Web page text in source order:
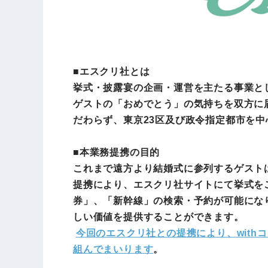
■エスクリ社とは
挙式・披露宴の企画・運営を主たる事業
ゲストの「おめでとう」の気持ちを双方
だわらず、東京23区及び政令指定都市を
■本業務提携の目的
これまで遠方より結婚式に参列するゲス
提携により、エスクリ社サイトにて挙式
券」、「新幹線」の検索・予約が可能に
しい価値を提供することができます。
今回のエスクリ社との提携により、with
組んでまいります。